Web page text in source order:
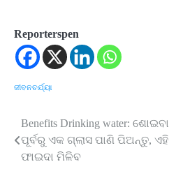
Reporterspen
ଜୀବନଚର୍ଯ୍ୟା
Post
navigation
Benefits Drinking water: ଶୋଇବା
ପୂର୍ବରୁ ଏକ ଗ୍ଲାସ ପାଣି ପିଅନ୍ତୁ, ଏହି
ଫାଇଦା ମିଳିବ